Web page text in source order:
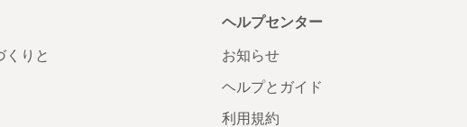
くりと
ヘルプセンター
お知らせ
ヘルプとガイド
利用規約